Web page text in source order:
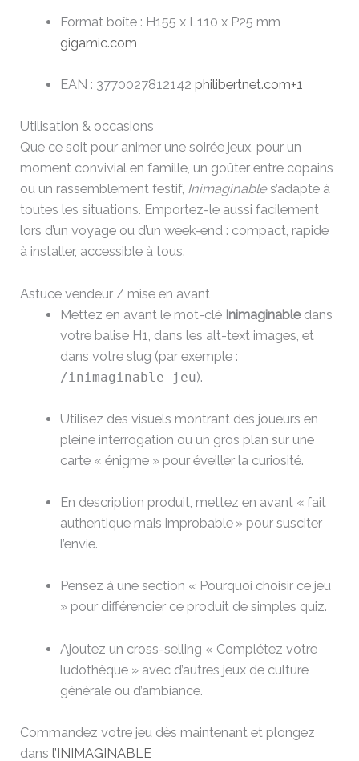
Format boîte : H155 x L110 x P25 mm
gigamic.com
EAN : 3770027812142 philibertnet.com+1
Utilisation & occasions
Que ce soit pour animer une soirée jeux, pour un
moment convivial en famille, un goûter entre copains
ou un rassemblement festif, Inimaginables’adapte à
toutes les situations. Emportez-le aussi facilement
lors d’un voyage ou d’un week-end : compact, rapide
à installer, accessible à tous.
Astuce vendeur / mise en avant
Mettez en avant le mot-clé Inimaginabledans
votre balise H1, dans les alt-text images, et
dans votre slug (par exemple :
/inimaginable-jeu).
Utilisez des visuels montrant des joueurs en
pleine interrogation ou un gros plan sur une
carte « énigme » pour éveiller la curiosité.
En description produit, mettez en avant « fait
authentique mais improbable » pour susciter
l’envie.
Pensez à une section « Pourquoi choisir ce jeu
» pour différencier ce produit de simples quiz.
Ajoutez un cross-selling « Complétez votre
ludothèque » avec d’autres jeux de culture
générale ou d’ambiance.
Commandez votre jeu dès maintenant et plongez
dans l’INIMAGINABLE